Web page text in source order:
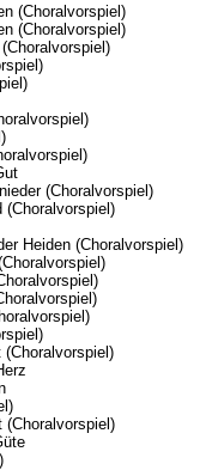
(Choralvorspiel)
(Choralvorspiel)
(Choralvorspiel)
(Choralvorspiel)
Heiden (Choralvorspiel)